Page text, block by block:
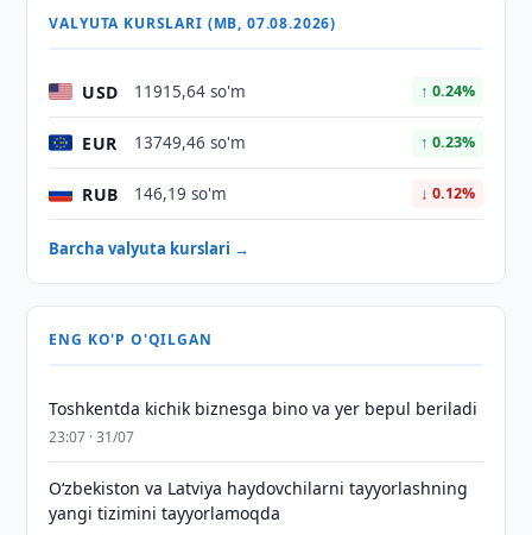
VALYUTA KURSLARI (MB, 07.08.2026)
USD 11915,64 so'm ↑ 0.24%
EUR 13749,46 so'm ↑ 0.23%
RUB 146,19 so'm ↓ 0.12%
Barcha valyuta kurslari →
ENG KO'P O'QILGAN
Toshkentda kichik biznesga bino va yer bepul beriladi
23:07 · 31/07
Oʻzbekiston va Latviya haydovchilarni tayyorlashning
yangi tizimini tayyorlamoqda